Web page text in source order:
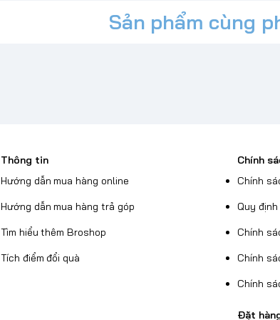
Sản phẩm cùng
Thông tin
Hướng dẫn mua hàng online
Hướng dẫn mua hàng trả góp
Tìm hiểu thêm Broshop
Tích điểm đổi quà
Chính
Chính
Quy
Chính
Chính
Chính
Đặt